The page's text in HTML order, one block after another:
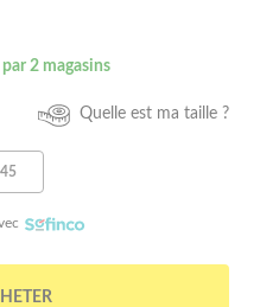
2 magasins
Quelle est ma taille ?
45